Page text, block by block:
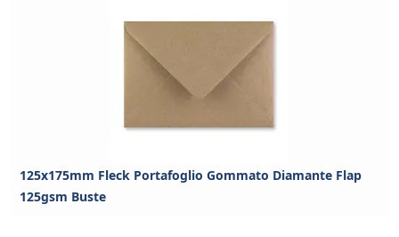
125x175mm Fleck Portafoglio Gommato Diamante Flap
125gsm Buste